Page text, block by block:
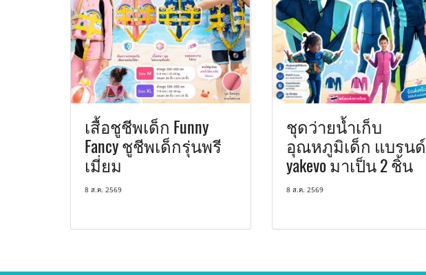
เสื้อชูชีพเด็ก Funny
Fancy ชูชีพเด็กรุ่นพรี
เมี่ยม
8 ส.ค. 2569
ชุดว่ายน้ำเก็บ
อุณหภูมิเด็ก แบรนด์
yakevo มาเป็น 2 ชิ้น
8 ส.ค. 2569